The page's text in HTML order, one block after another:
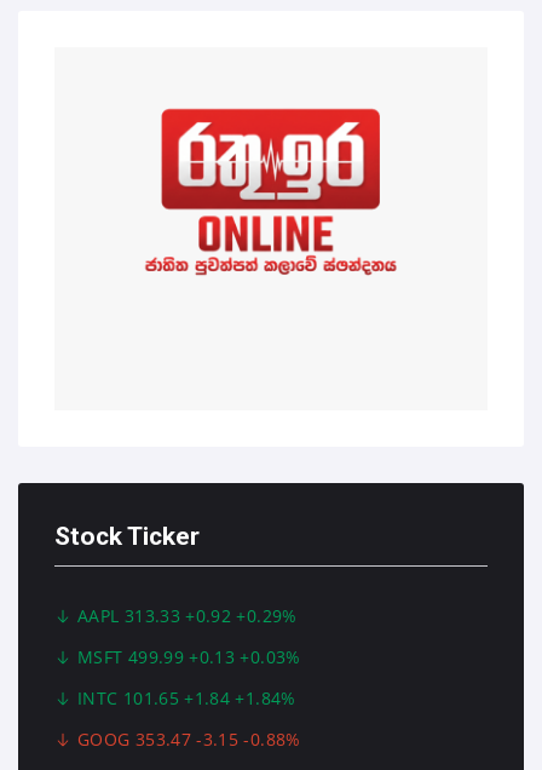
Stock Ticker
AAPL 313.33 +0.92 +0.29%
MSFT 499.99 +0.13 +0.03%
INTC 101.65 +1.84 +1.84%
GOOG 353.47 -3.15 -0.88%